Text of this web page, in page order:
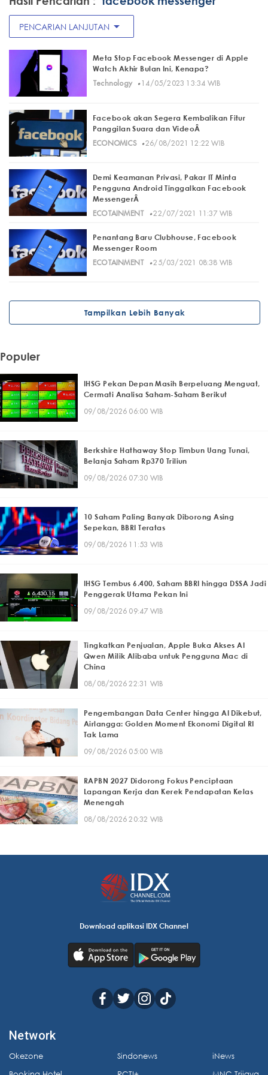
PENCARIAN LANJUTAN arrow_drop_down
Meta Stop Facebook Messenger di Apple
Watch Akhir Bulan Ini, Kenapa?
Technology
· 14/05/2023 13:34 WIB
Facebook akan Segera Kembalikan Fitur
Panggilan Suara dan VideoÂ
ECONOMICS· 26/08/2021 12:22 WIB
Demi Keamanan Privasi, Pakar IT Minta
Pengguna Android Tinggalkan Facebook
MessengerÂ
ECOTAINMENT
· 22/07/2021 11:37 WIB
Penantang Baru Clubhouse, Facebook
Messenger Room
ECOTAINMENT
· 25/03/2021 08:38 WIB
Tampilkan Lebih Banyak
Populer
IHSG Pekan Depan Masih Berpeluang Menguat,
Cermati Analisa Saham-Saham Berikut
09/08/2026 06:00 WIB
Berkshire Hathaway Stop Timbun Uang Tunai,
Belanja Saham Rp370 Triliun
09/08/2026 07:30 WIB
10 Saham Paling Banyak Diborong Asing
Sepekan, BBRI Teratas
09/08/2026 11:53 WIB
IHSG Tembus 6.400, Saham BBRI hingga DSSA Jadi
Penggerak Utama Pekan Ini
09/08/2026 09:47 WIB
Tingkatkan Penjualan, Apple Buka Akses AI
Qwen Milik Alibaba untuk Pengguna Mac di
China
08/08/2026 22:31 WIB
Pengembangan Data Center hingga AI Dikebut,
Airlangga: Golden Moment Ekonomi Digital RI
Tak Lama
09/08/2026 05:00 WIB
RAPBN 2027 Didorong Fokus Penciptaan
Lapangan Kerja dan Kerek Pendapatan Kelas
Menengah
08/08/2026 20:32 WIB
Download aplikasi IDX Channel
Network
Okezone
Sindonews
iNews